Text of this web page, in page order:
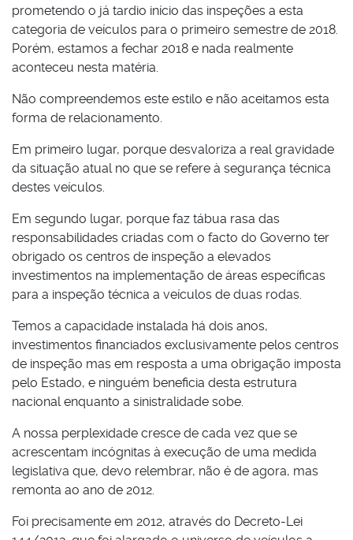
prometendo o já tardio início das inspeções a esta
categoria de veículos para o primeiro semestre de 2018.
Porém, estamos a fechar 2018 e nada realmente
aconteceu nesta matéria.
Não compreendemos este estilo e não aceitamos esta
forma de relacionamento.
Em primeiro lugar, porque desvaloriza a real gravidade
da situação atual no que se refere à segurança técnica
destes veículos.
Em segundo lugar, porque faz tábua rasa das
responsabilidades criadas com o facto do Governo ter
obrigado os centros de inspeção a elevados
investimentos na implementação de áreas específicas
para a inspeção técnica a veículos de duas rodas.
Temos a capacidade instalada há dois anos,
investimentos financiados exclusivamente pelos centros
de inspeção mas em resposta a uma obrigação imposta
pelo Estado, e ninguém beneficia desta estrutura
nacional enquanto a sinistralidade sobe.
A nossa perplexidade cresce de cada vez que se
acrescentam incógnitas à execução de uma medida
legislativa que, devo relembrar, não é de agora, mas
remonta ao ano de 2012.
Foi precisamente em 2012, através do Decreto-Lei